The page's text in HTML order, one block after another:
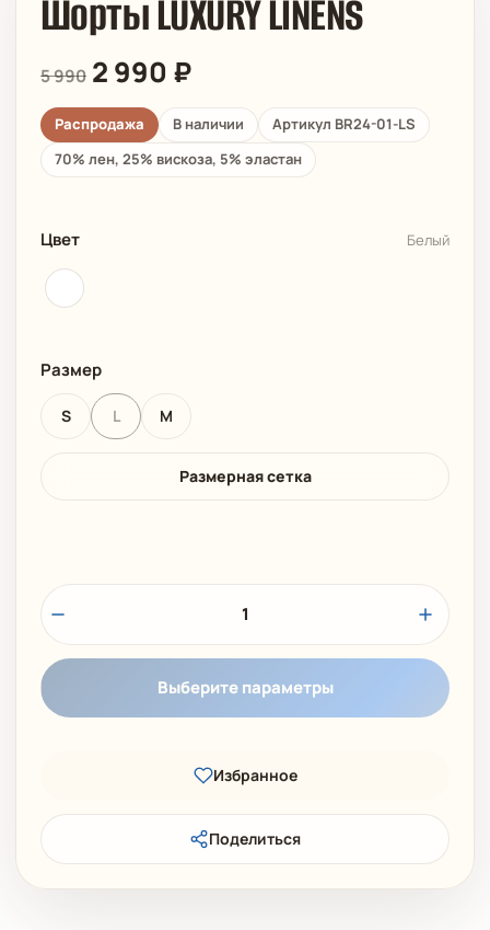
Шорты LUXURY LINENS
5 990 2 990 ₽
Распродажа В наличии
Артикул BR24-01-LS
70% лен, 25% вискоза, 5% эластан
Цвет Белый
Размер
S L M
Размерная сетка
1
Выберите параметры
Избранное
Поделиться